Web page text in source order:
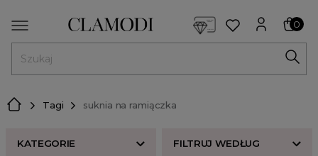
0
Tagi suknia na ramiączka
KATEGORIE FILTRUJ WEDŁUG